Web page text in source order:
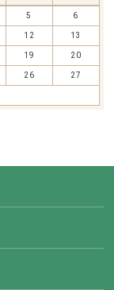
5 6
12 13
19 20
26 27